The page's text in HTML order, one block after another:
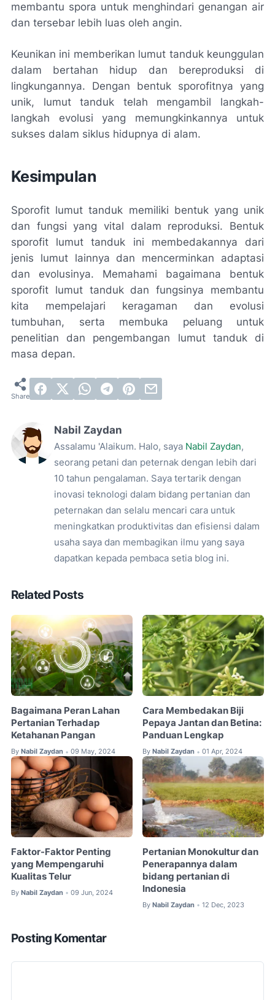
membantu spora untuk menghindari genangan air
dan tersebar lebih luas oleh angin.
Keunikan ini memberikan lumut tanduk keunggulan
dalam bertahan hidup dan bereproduksi di
lingkungannya. Dengan bentuk sporofitnya yang
unik, lumut tanduk telah mengambil langkah-
langkah evolusi yang memungkinkannya untuk
sukses dalam siklus hidupnya di alam.
Kesimpulan
Sporofit lumut tanduk memiliki bentuk yang unik
dan fungsi yang vital dalam reproduksi. Bentuk
sporofit lumut tanduk ini membedakannya dari
jenis lumut lainnya dan mencerminkan adaptasi
dan evolusinya. Memahami bagaimana bentuk
sporofit lumut tanduk dan fungsinya membantu
kita mempelajari keragaman dan evolusi
tumbuhan, serta membuka peluang untuk
penelitian dan pengembangan lumut tanduk di
masa depan.
Nabil Zaydan
Assalamu 'Alaikum. Halo, saya Nabil Zaydan,
seorang petani dan peternak dengan lebih dari
10 tahun pengalaman. Saya tertarik dengan
inovasi teknologi dalam bidang pertanian dan
peternakan dan selalu mencari cara untuk
meningkatkan produktivitas dan efisiensi dalam
usaha saya dan membagikan ilmu yang saya
dapatkan kepada pembaca setia blog ini.
Related Posts
Bagaimana Peran Lahan
Pertanian Terhadap
Ketahanan Pangan
By Nabil Zaydan • 09 May, 2024
Cara Membedakan Biji
Pepaya Jantan dan Betina:
Panduan Lengkap
By Nabil Zaydan • 01 Apr, 2024
Faktor-Faktor Penting
yang Mempengaruhi
Kualitas Telur
By Nabil Zaydan • 09 Jun, 2024
Pertanian Monokultur dan
Penerapannya dalam
bidang pertanian di
Indonesia
By Nabil Zaydan • 12 Dec, 2023
Posting Komentar